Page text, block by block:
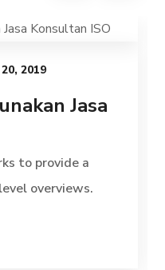
2019
Jasa
to provide a
overviews.